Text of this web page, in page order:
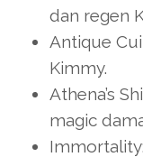
dan regen
Antique
Kimmy.
Athena’s
magic